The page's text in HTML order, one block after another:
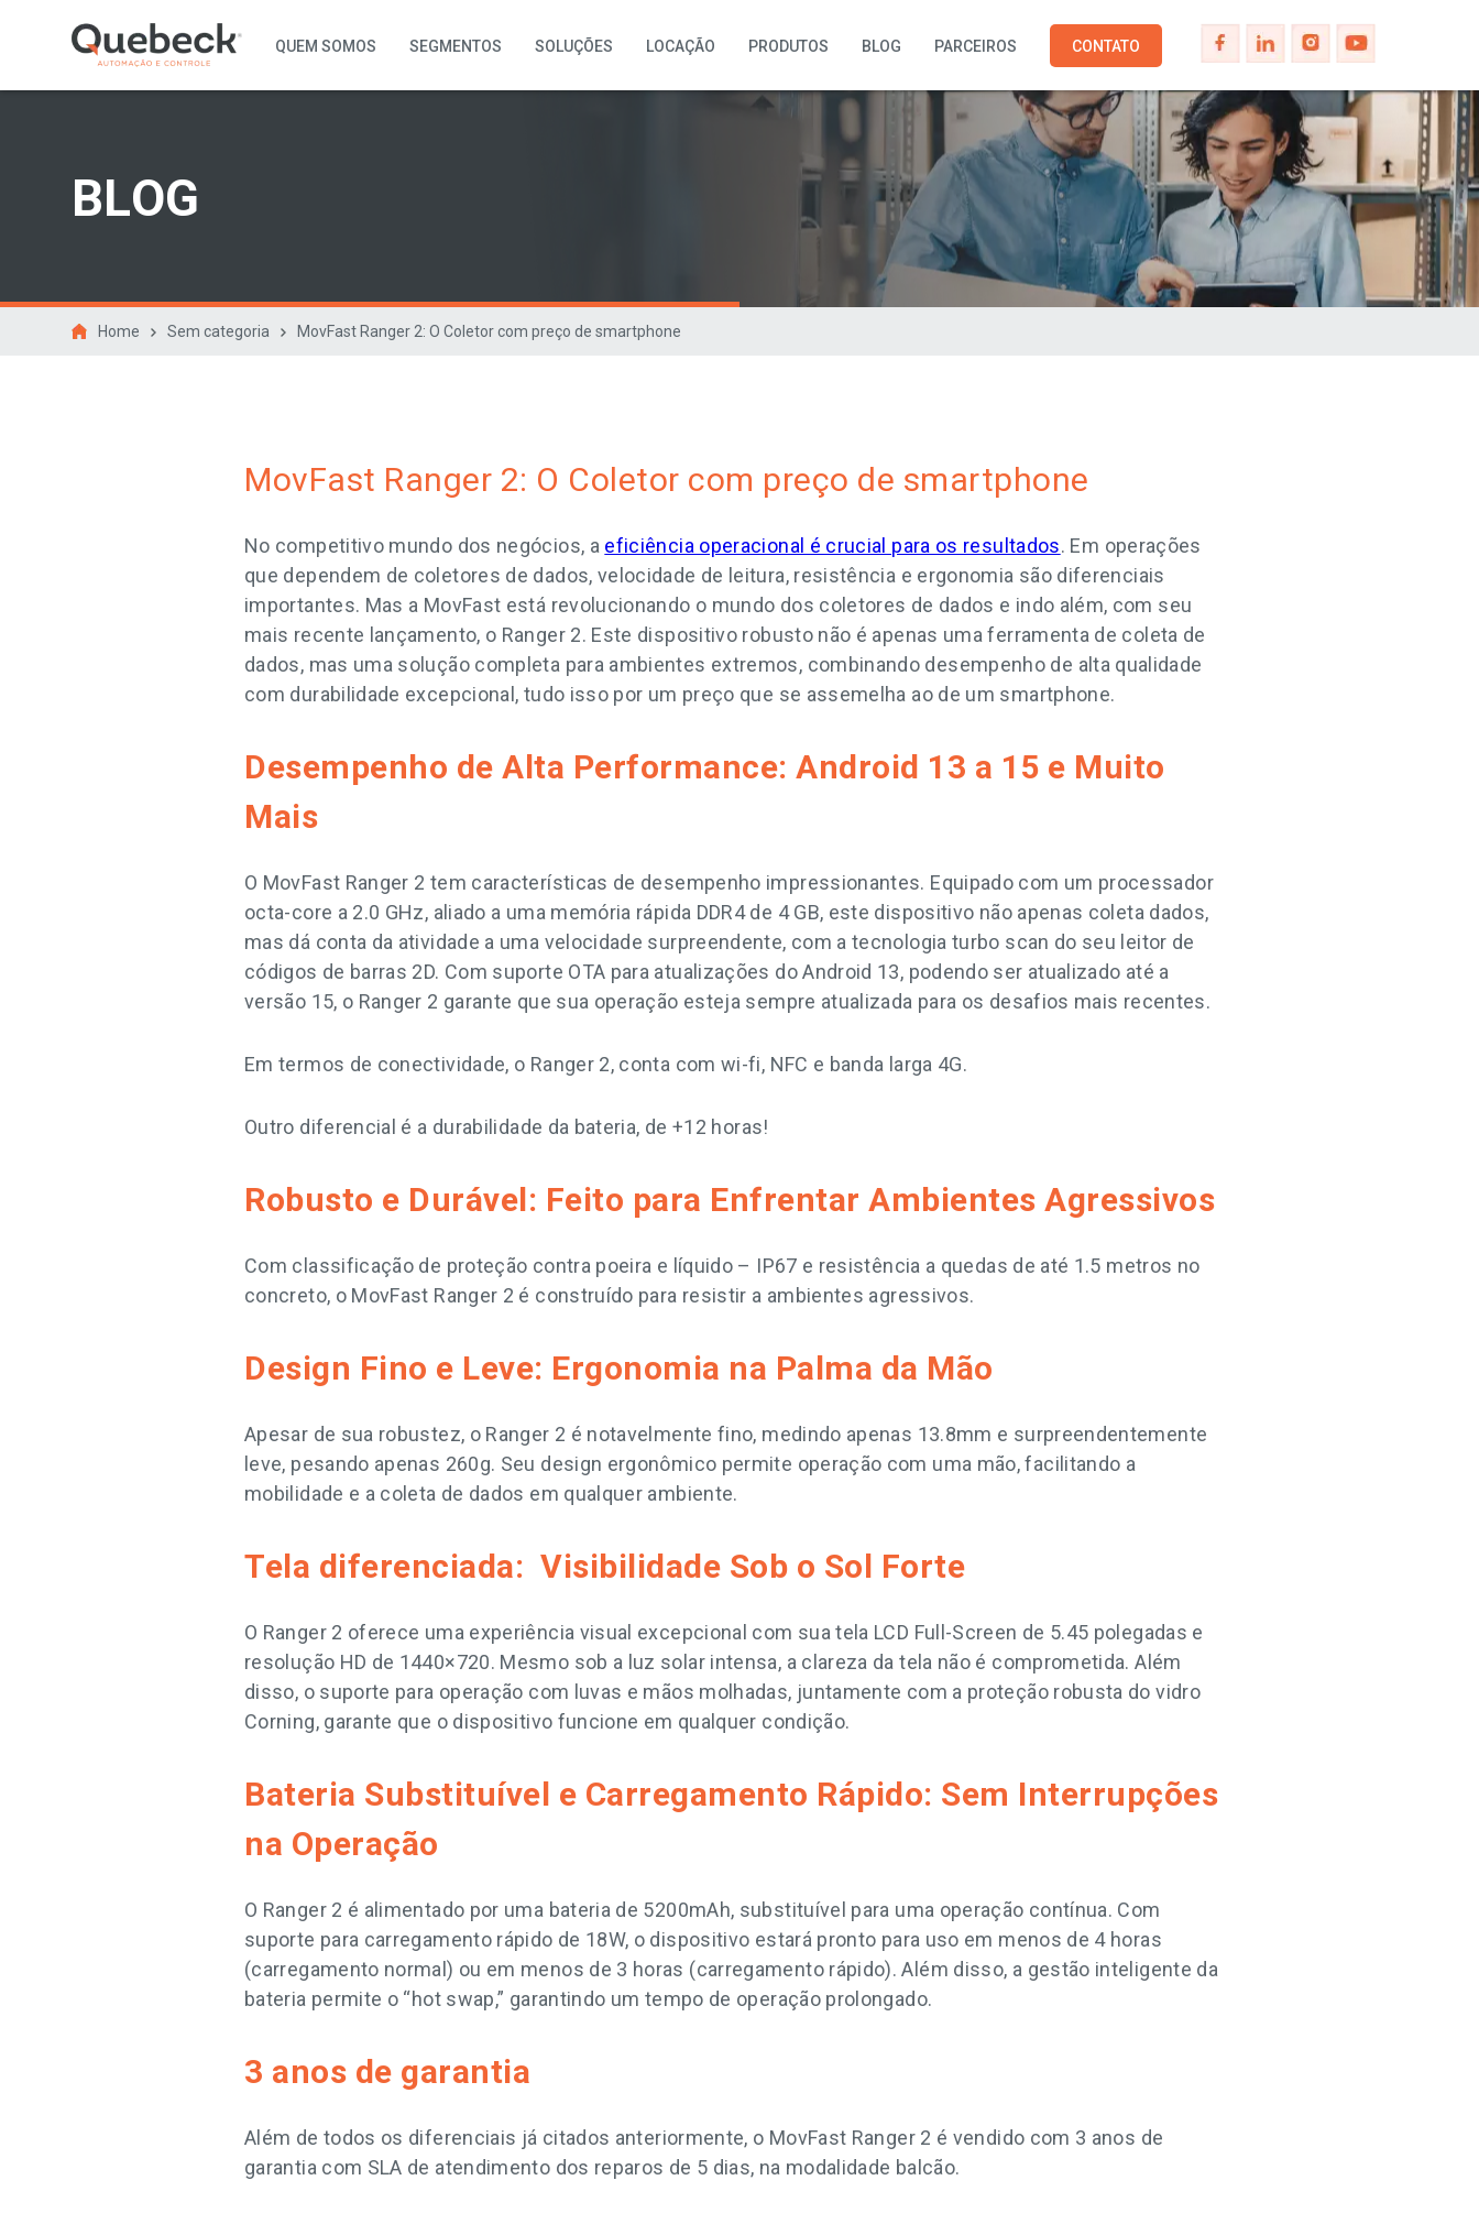
QUEM SOMOS SEGMENTOS SOLUÇÕES LOCAÇÃO PRODUTOS BLOG PARCEIROS CONTATO
BLOG
Home Sem categoria MovFast Ranger 2: O Coletor com preço de smartphone
MovFast Ranger 2: O Coletor com preço de smartphone
No competitivo mundo dos negócios, a eficiência operacional é crucial para os resultados. Em operações
que dependem de coletores de dados, velocidade de leitura, resistência e ergonomia são diferenciais
importantes. Mas a MovFast está revolucionando o mundo dos coletores de dados e indo além, com seu
mais recente lançamento, o Ranger 2. Este dispositivo robusto não é apenas uma ferramenta de coleta de
dados, mas uma solução completa para ambientes extremos, combinando desempenho de alta qualidade
com durabilidade excepcional, tudo isso por um preço que se assemelha ao de um smartphone.
Desempenho de Alta Performance: Android 13 a 15 e Muito
Mais
O MovFast Ranger 2 tem características de desempenho impressionantes. Equipado com um processador
octa-core a 2.0 GHz, aliado a uma memória rápida DDR4 de 4 GB, este dispositivo não apenas coleta dados,
mas dá conta da atividade a uma velocidade surpreendente, com a tecnologia turbo scan do seu leitor de
códigos de barras 2D. Com suporte OTA para atualizações do Android 13, podendo ser atualizado até a
versão 15, o Ranger 2 garante que sua operação esteja sempre atualizada para os desafios mais recentes.
Em termos de conectividade, o Ranger 2, conta com wi-fi, NFC e banda larga 4G.
Outro diferencial é a durabilidade da bateria, de +12 horas!
Robusto e Durável: Feito para Enfrentar Ambientes Agressivos
Com classificação de proteção contra poeira e líquido – IP67 e resistência a quedas de até 1.5 metros no
concreto, o MovFast Ranger 2 é construído para resistir a ambientes agressivos.
Design Fino e Leve: Ergonomia na Palma da Mão
Apesar de sua robustez, o Ranger 2 é notavelmente fino, medindo apenas 13.8mm e surpreendentemente
leve, pesando apenas 260g. Seu design ergonômico permite operação com uma mão, facilitando a
mobilidade e a coleta de dados em qualquer ambiente.
Tela diferenciada: Visibilidade Sob o Sol Forte
O Ranger 2 oferece uma experiência visual excepcional com sua tela LCD Full-Screen de 5.45 polegadas e
resolução HD de 1440×720. Mesmo sob a luz solar intensa, a clareza da tela não é comprometida. Além
disso, o suporte para operação com luvas e mãos molhadas, juntamente com a proteção robusta do vidro
Corning, garante que o dispositivo funcione em qualquer condição.
Bateria Substituível e Carregamento Rápido: Sem Interrupções
na Operação
O Ranger 2 é alimentado por uma bateria de 5200mAh, substituível para uma operação contínua. Com
suporte para carregamento rápido de 18W, o dispositivo estará pronto para uso em menos de 4 horas
(carregamento normal) ou em menos de 3 horas (carregamento rápido). Além disso, a gestão inteligente da
bateria permite o “hot swap,” garantindo um tempo de operação prolongado.
3 anos de garantia
Além de todos os diferenciais já citados anteriormente, o MovFast Ranger 2 é vendido com 3 anos de
garantia com SLA de atendimento dos reparos de 5 dias, na modalidade balcão.